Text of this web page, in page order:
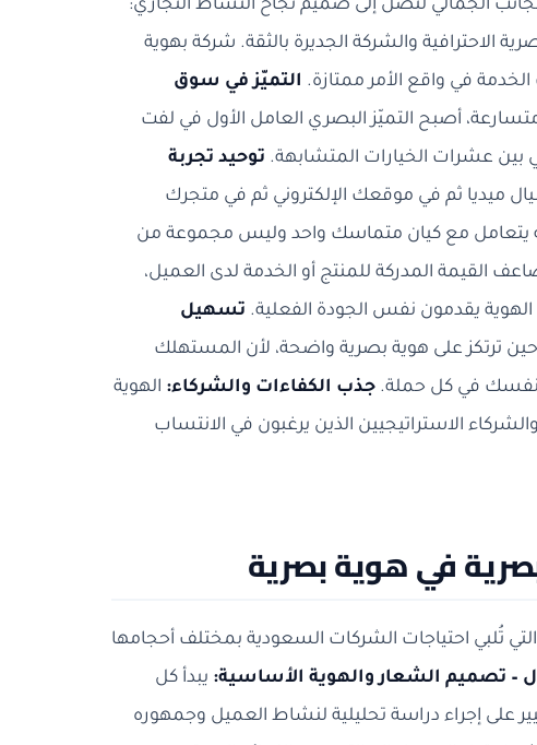
الجمالي لتصل إلى صميم نجاح النشاط التجاري:
الاحترافية والشركة الجديرة بالثقة. شركة بهوية
في واقع الأمر ممتازة. التميّز في سوق
أصبح التميّز البصري العامل الأول في لفت
بين عشرات الخيارات المتشابهة. توحيد تجربة
ميديا ثم في موقعك الإلكتروني ثم في متجرك
يتعامل مع كيان متماسك واحد وليس مجموعة من
القيمة المدركة للمنتج أو الخدمة لدى العميل،
يقدمون نفس الجودة الفعلية. تسهيل
حين ترتكز على هوية بصرية واضحة، لأن المستهلك
نفسك في كل حملة. جذب الكفاءات والشركاء: الهوية
الاستراتيجيين الذين يرغبون في الانتساب
في هوية بصرية
تُلبي احتياجات الشركات السعودية بمختلف أحجامها
– تصميم الشعار والهوية الأساسية: يبدأ كل
على إجراء دراسة تحليلية لنشاط العميل وجمهوره